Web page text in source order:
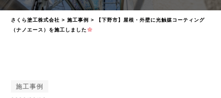
さくら塗工株式会社 >施工事例 >
【下野市】屋根・外壁に光触媒コーティング
（ナノエース）を施工しました
施工事例